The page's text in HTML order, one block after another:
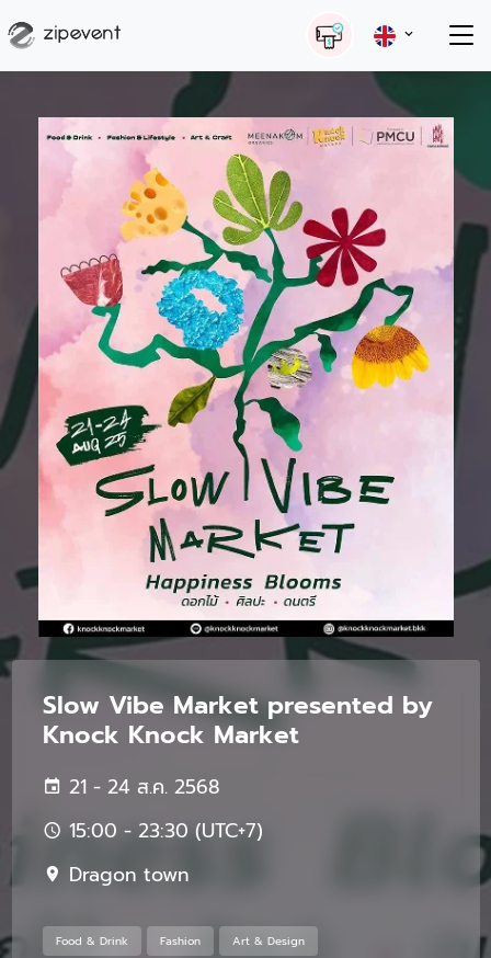
Slow Vibe Market presented by
Knock Knock Market
21 - 24 ส.ค. 2568
15:00 - 23:30 (UTC+7)
Dragon town
Food & Drink Fashion Art & Design